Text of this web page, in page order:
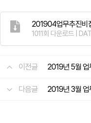
201904업무추진비
1011회 다운로드 |
이전글 2019년 5월 업
다음글 2019년 3월 업